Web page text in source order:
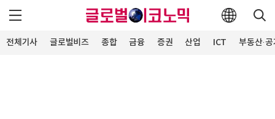
전체기사 글로벌비즈 종합 금융 증권 산업 ICT 부동산·